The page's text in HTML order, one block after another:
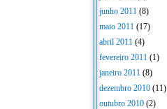
junho 2011 (8)
maio 2011 (17)
abril 2011 (4)
fevereiro 2011 (1)
janeiro 2011 (8)
dezembro 2010 (11)
outubro 2010 (2)